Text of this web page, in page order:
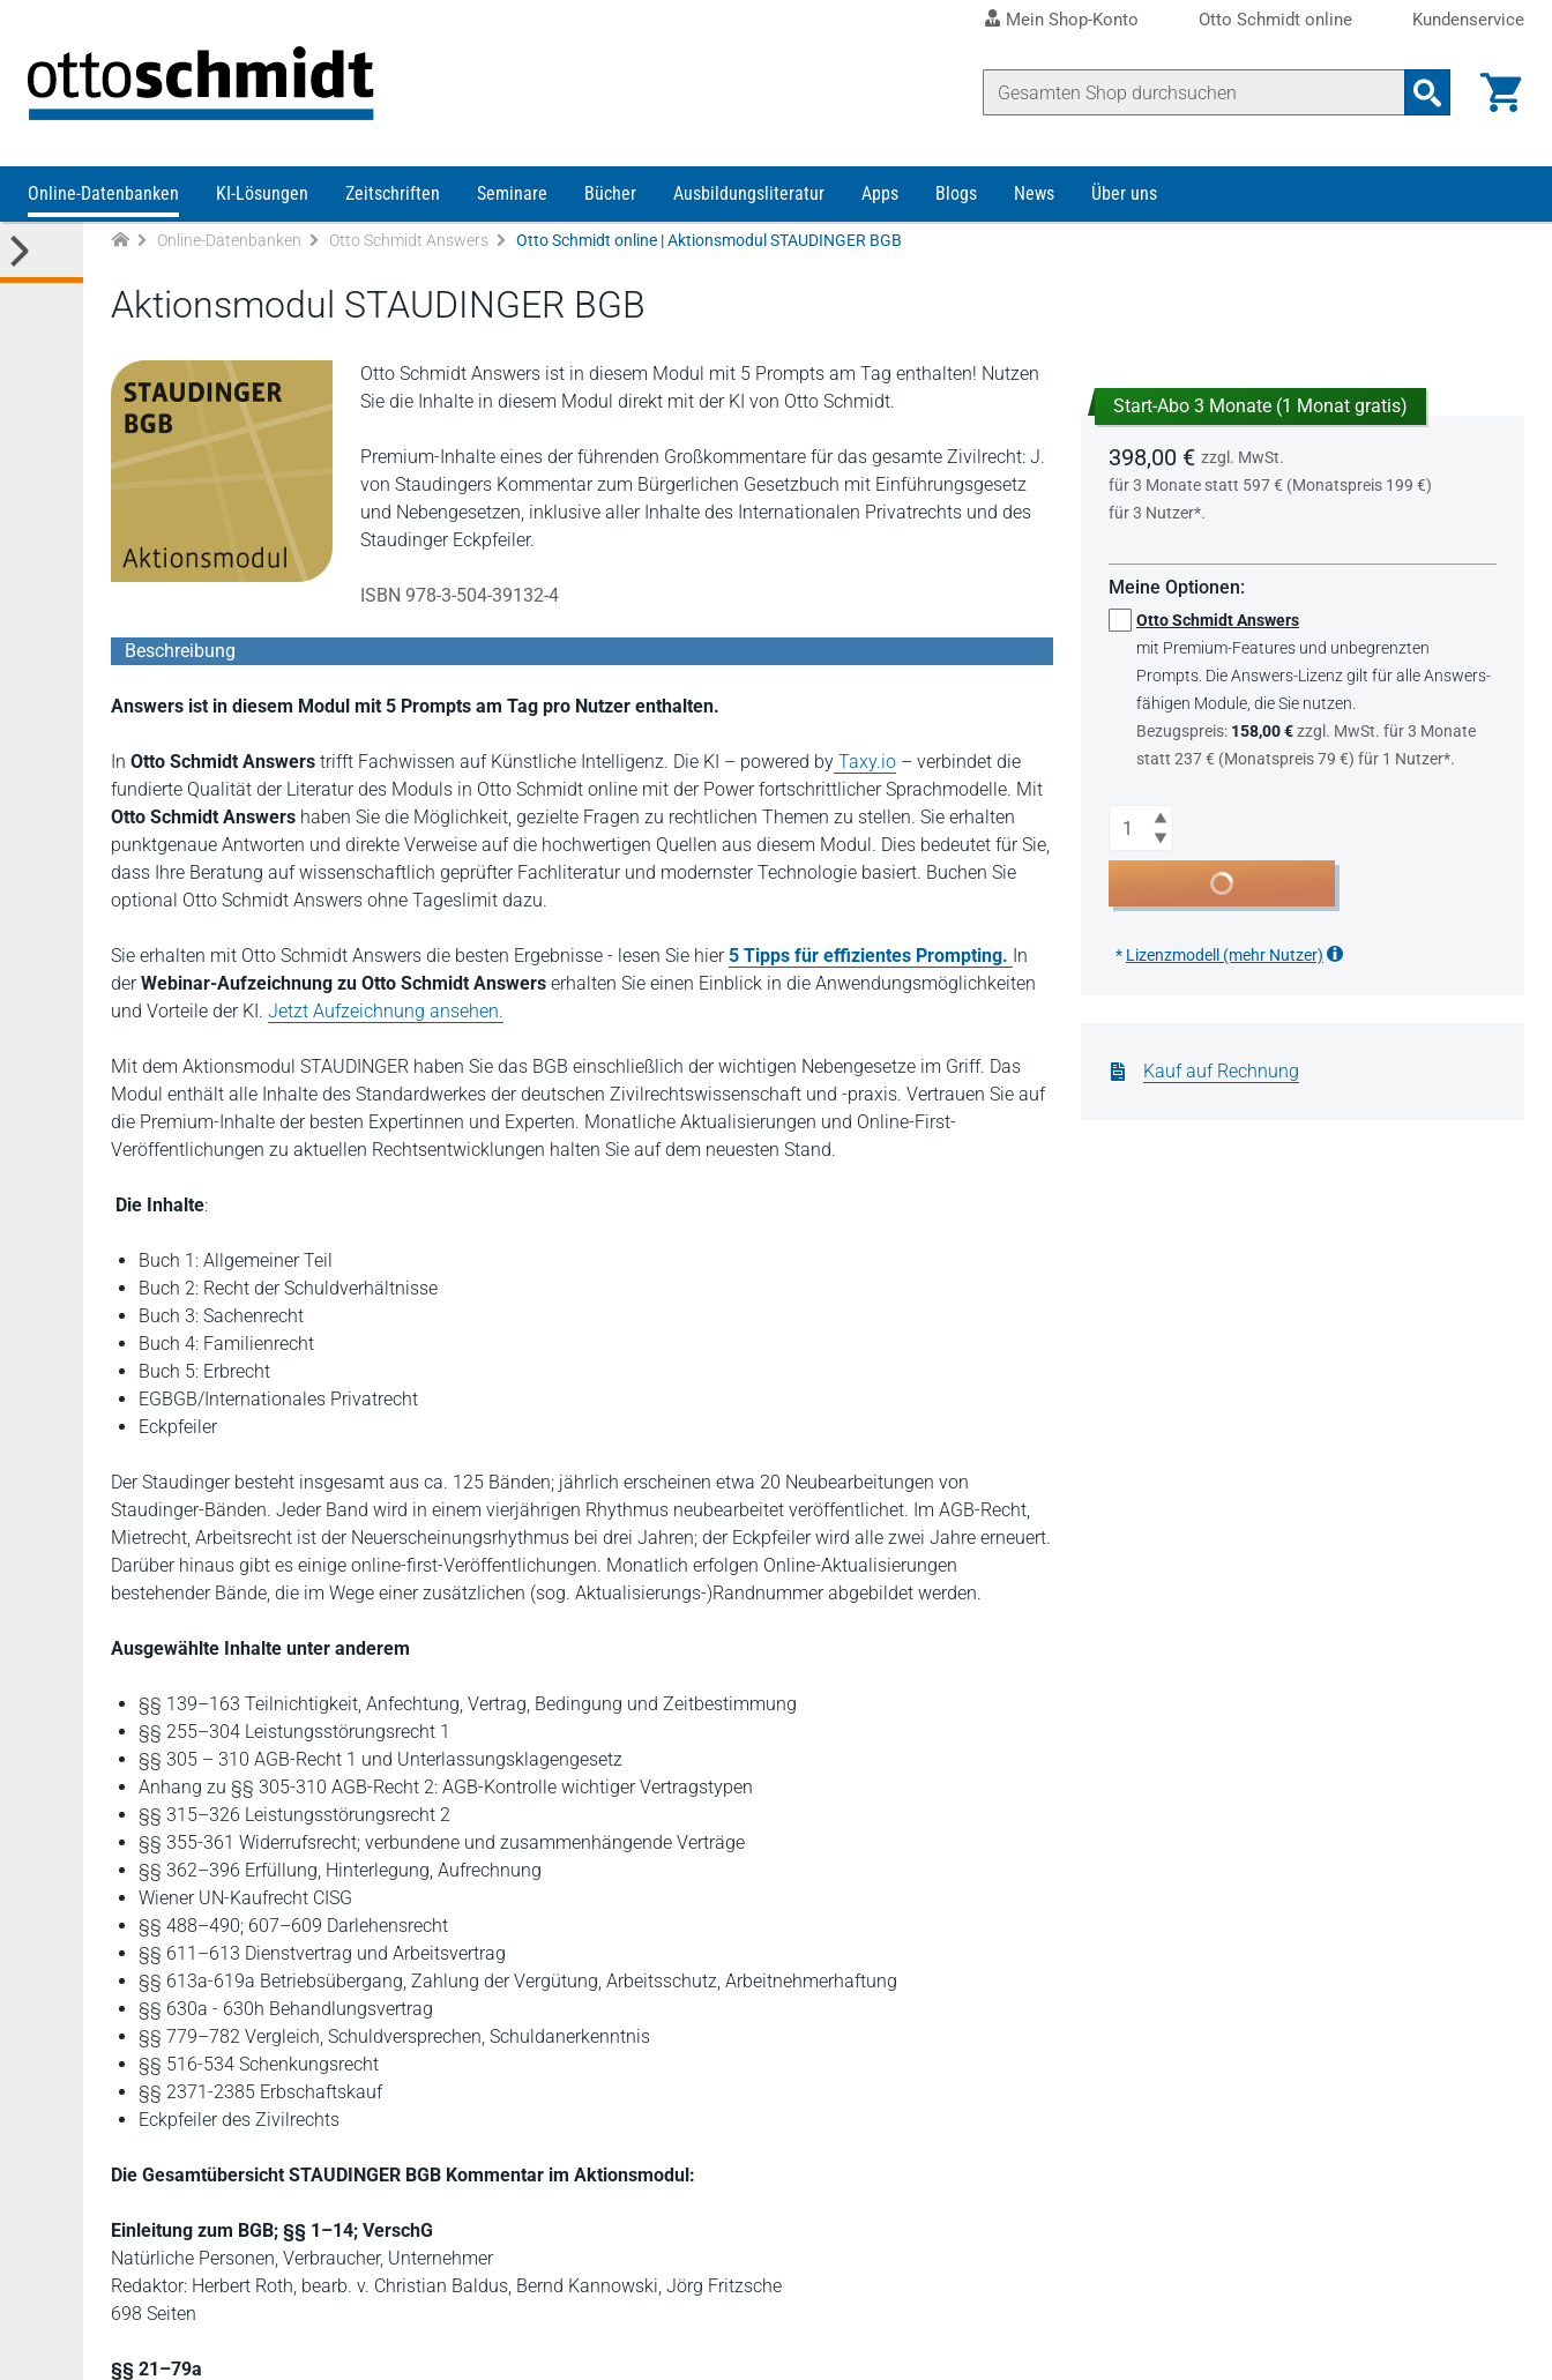
Mein Shop-Konto Otto Schmidt online Kundenservice
Online-Datenbanken KI-Lösungen Zeitschriften Seminare Bücher Ausbildungsliteratur Apps Blogs News Über uns
Online-Datenbanken Otto Schmidt Answers Otto Schmidt online | Aktionsmodul STAUDINGER BGB
Aktionsmodul STAUDINGER BGB
Otto Schmidt Answers ist in diesem Modul mit 5 Prompts am Tag enthalten! Nutzen
Sie die Inhalte in diesem Modul direkt mit der KI von Otto Schmidt.
Premium-Inhalte eines der führenden Großkommentare für das gesamte Zivilrecht: J.
von Staudingers Kommentar zum Bürgerlichen Gesetzbuch mit Einführungsgesetz
und Nebengesetzen, inklusive aller Inhalte des Internationalen Privatrechts und des
Staudinger Eckpfeiler.
ISBN 978-3-504-39132-4
Start-Abo 3 Monate (1 Monat gratis)
398,00 € zzgl. MwSt.
für 3 Monate statt 597 € (Monatspreis 199 €)
für 3 Nutzer*.
Meine Optionen:
Otto Schmidt Answers
mit Premium-Features und unbegrenzten
Prompts. Die Answers-Lizenz gilt für alle Answers-
fähigen Module, die Sie nutzen.
Bezugspreis: 158,00 €zzgl. MwSt. für 3 Monate
statt 237 € (Monatspreis 79 €) für 1 Nutzer*.
Anzahl
In den Warenkorb
* Lizenzmodell (mehr Nutzer)
Beschreibung
Answers ist in diesem Modul mit 5 Prompts am Tag pro Nutzer enthalten.
In Otto Schmidt Answers trifft Fachwissen auf Künstliche Intelligenz. Die KI – powered by Taxy.io – verbindet die
fundierte Qualität der Literatur des Moduls in Otto Schmidt online mit der Power fortschrittlicher Sprachmodelle. Mit
Otto Schmidt Answers haben Sie die Möglichkeit, gezielte Fragen zu rechtlichen Themen zu stellen. Sie erhalten
punktgenaue Antworten und direkte Verweise auf die hochwertigen Quellen aus diesem Modul. Dies bedeutet für Sie,
dass Ihre Beratung auf wissenschaftlich geprüfter Fachliteratur und modernster Technologie basiert. Buchen Sie
optional Otto Schmidt Answers ohne Tageslimit dazu.
Sie erhalten mit Otto Schmidt Answers die besten Ergebnisse - lesen Sie hier 5 Tipps für effizientes Prompting. In
derWebinar-Aufzeichnung zu Otto Schmidt Answers erhalten Sie einen Einblick in die Anwendungsmöglichkeiten
und Vorteile der KI. Jetzt Aufzeichnung ansehen.
Mit dem Aktionsmodul STAUDINGER haben Sie das BGB einschließlich der wichtigen Nebengesetze im Griff. Das
Modul enthält alle Inhalte des Standardwerkes der deutschen Zivilrechtswissenschaft und -praxis. Vertrauen Sie auf
die Premium-Inhalte der besten Expertinnen und Experten. Monatliche Aktualisierungen und Online-First-
Veröffentlichungen zu aktuellen Rechtsentwicklungen halten Sie auf dem neuesten Stand.
Die Inhalte:
Buch 1: Allgemeiner Teil
Buch 2: Recht der Schuldverhältnisse
Buch 3: Sachenrecht
Buch 4: Familienrecht
Buch 5: Erbrecht
EGBGB/Internationales Privatrecht
Eckpfeiler
Der Staudinger besteht insgesamt aus ca. 125 Bänden; jährlich erscheinen etwa 20 Neubearbeitungen von
Staudinger-Bänden. Jeder Band wird in einem vierjährigen Rhythmus neubearbeitet veröffentlichet. Im AGB-Recht,
Mietrecht, Arbeitsrecht ist der Neuerscheinungsrhythmus bei drei Jahren; der Eckpfeiler wird alle zwei Jahre erneuert.
Darüber hinaus gibt es einige online-first-Veröffentlichungen. Monatlich erfolgen Online-Aktualisierungen
bestehender Bände, die im Wege einer zusätzlichen (sog. Aktualisierungs-)Randnummer abgebildet werden.
Ausgewählte Inhalte unter anderem
§§ 139–163 Teilnichtigkeit, Anfechtung, Vertrag, Bedingung und Zeitbestimmung
§§ 255–304 Leistungsstörungsrecht 1
§§ 305 – 310 AGB-Recht 1 und Unterlassungsklagengesetz
Anhang zu §§ 305-310 AGB-Recht 2: AGB-Kontrolle wichtiger Vertragstypen
§§ 315–326 Leistungsstörungsrecht 2
§§ 355-361 Widerrufsrecht; verbundene und zusammenhängende Verträge
§§ 362–396 Erfüllung, Hinterlegung, Aufrechnung
Wiener UN-Kaufrecht CISG
§§ 488–490; 607–609 Darlehensrecht
§§ 611–613 Dienstvertrag und Arbeitsvertrag
§§ 613a-619a Betriebsübergang, Zahlung der Vergütung, Arbeitsschutz, Arbeitnehmerhaftung
§§ 630a - 630h Behandlungsvertrag
§§ 779–782 Vergleich, Schuldversprechen, Schuldanerkenntnis
§§ 516-534 Schenkungsrecht
§§ 2371-2385 Erbschaftskauf
Eckpfeiler des Zivilrechts
Die Gesamtübersicht STAUDINGER BGB Kommentar im Aktionsmodul:
Einleitung zum BGB; §§ 1–14; VerschG
Natürliche Personen, Verbraucher, Unternehmer
Redaktor: Herbert Roth, bearb. v. Christian Baldus, Bernd Kannowski, Jörg Fritzsche
698 Seiten
§§ 21–79a
Kauf auf Rechnung